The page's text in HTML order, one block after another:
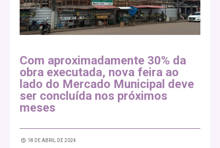
Com aproximadamente 30% da
obra executada, nova feira ao
lado do Mercado Municipal deve
ser concluída nos próximos
meses
18 DE ABRIL DE 2024